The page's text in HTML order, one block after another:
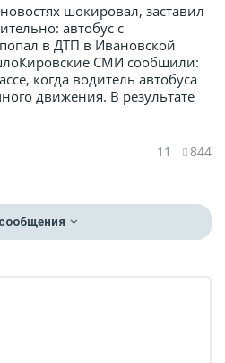
шокировал, заставил
автобус с
в ДТП в Ивановской
СМИ сообщили:
когда водитель автобуса
движения. В результате
11 844